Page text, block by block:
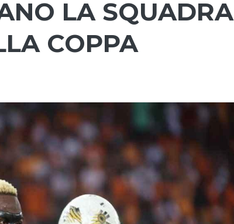
LA SQUADRA
COPPA